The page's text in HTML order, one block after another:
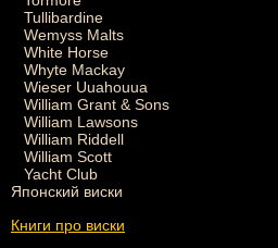
Tullibardine
Wemyss Malts
White Horse
Whyte Mackay
Wieser Uuahouua
William Grant & Sons
William Lawsons
William Riddell
William Scott
Yacht Club
Японский виски
Книги про виски